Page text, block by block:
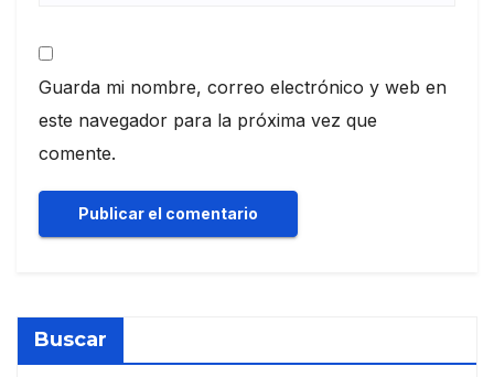
Guarda mi nombre, correo electrónico y web en
este navegador para la próxima vez que
comente.
Buscar